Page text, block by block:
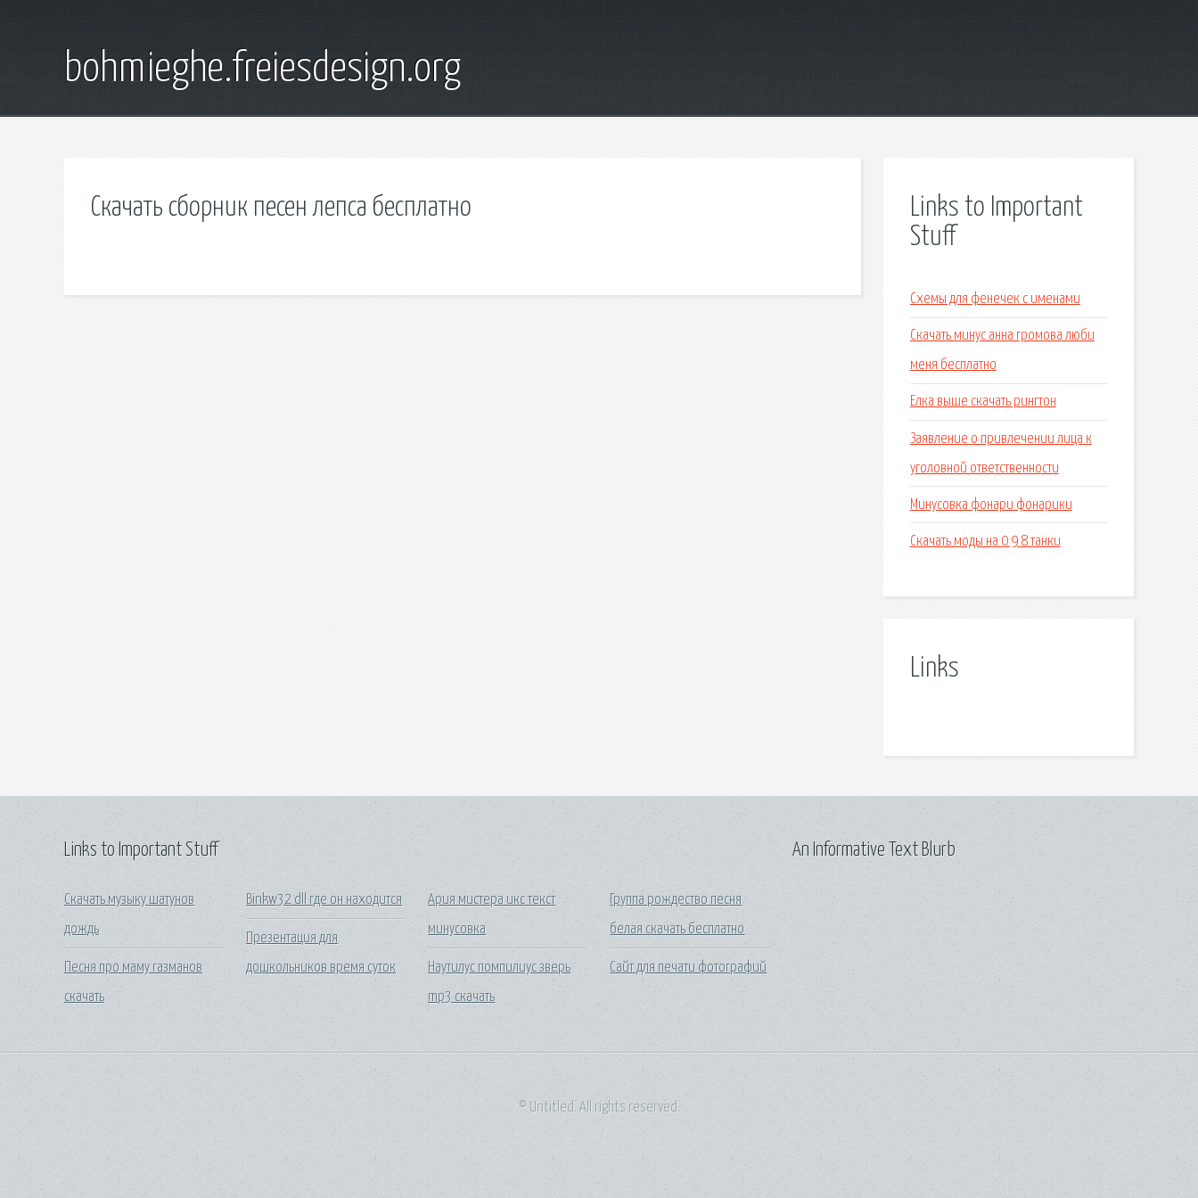
bohmieghe.freiesdesign.org
Скачать сборник песен лепса бесплатно
Links to Important
Stuff
Схемы для фенечек с именами
Скачать минус анна громова люби
меня бесплатно
Елка выше скачать рингтон
Заявление о привлечении лица к
уголовной ответственности
Минусовка фонари фонарики
Скачать моды на 0 9 8 танки
Links
Links to Important Stuff
Скачать музыку шатунов
дождь
Песня про маму газманов
скачать
Binkw32 dll где он находится
Презентация для
дошкольников время суток
Ария мистера икс текст
минусовка
Наутилус помпилиус зверь
mp3 скачать
Группа рождество песня
белая скачать бесплатно
Сайт для печати фотографий
An Informative Text Blurb
© Untitled. All rights reserved.